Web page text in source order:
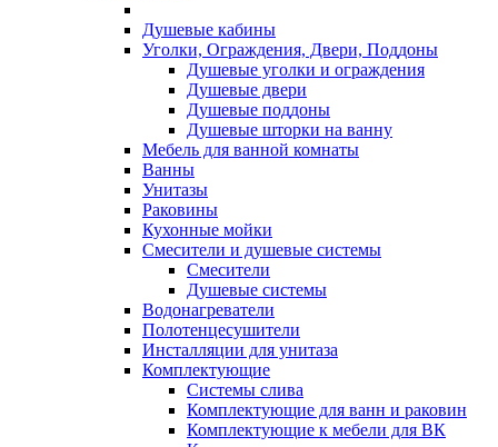
Душевые кабины
Уголки, Ограждения, Двери, Поддоны
Душевые уголки и ограждения
Душевые двери
Душевые поддоны
Душевые шторки на ванну
Мебель для ванной комнаты
Ванны
Унитазы
Раковины
Кухонные мойки
Смесители и душевые системы
Смесители
Душевые системы
Водонагреватели
Полотенцесушители
Инсталляции для унитаза
Комплектующие
Системы слива
Комплектующие для ванн и раковин
Комплектующие к мебели для ВК